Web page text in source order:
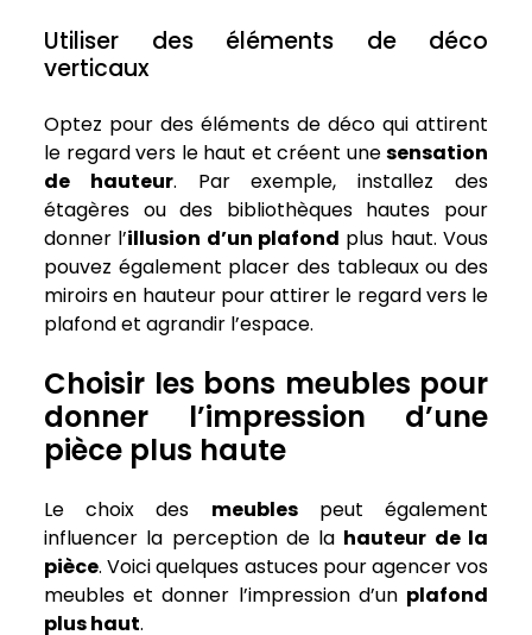
Utiliser des éléments de déco
verticaux
Optez pour des éléments de déco qui attirent
le regard vers le haut et créent unesensation
de hauteur. Par exemple, installez des
étagères ou des bibliothèques hautes pour
donner l’illusion d’un plafond plus haut. Vous
pouvez également placer des tableaux ou des
miroirs en hauteur pour attirer le regard vers le
plafond et agrandir l’espace.
Choisir les bons meubles pour
donner l’impression d’une
pièce plus haute
Le choix des meublespeut également
influencer la perception de la hauteur de la
pièce. Voici quelques astuces pour agencer vos
meubles et donner l’impression d’un plafond
plus haut.